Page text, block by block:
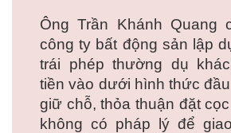
Ông Trần Khánh Quang
công ty bất động sản lập
trái phép thường dụ
tiền vào dưới hình thức
giữ chỗ, thỏa thuận đặt
không có pháp lý để